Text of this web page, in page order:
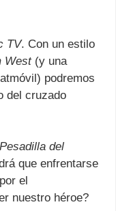
TV. Con un estilo
West(y una
podremos
del cruzado
del
que enfrentarse
el
nuestro héroe?